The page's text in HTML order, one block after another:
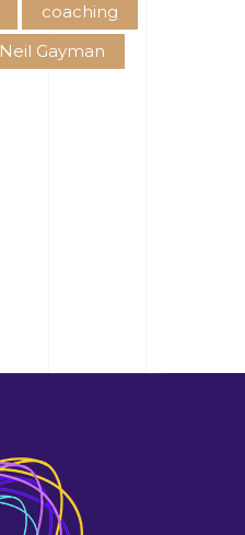
coaching
Neil Gayman